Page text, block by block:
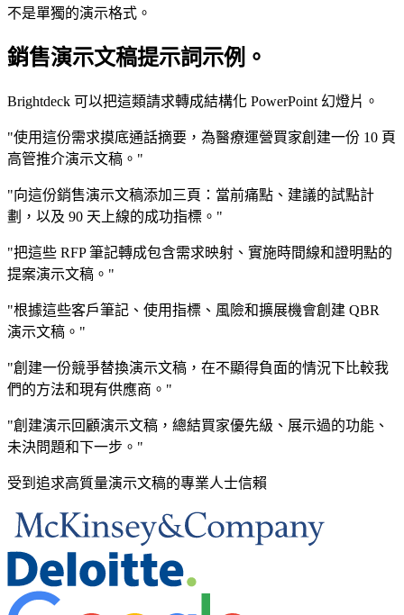
不是單獨的演示格式。
銷售演示文稿提示詞示例。
Brightdeck 可以把這類請求轉成結構化 PowerPoint 幻燈片。
"使用這份需求摸底通話摘要，為醫療運營買家創建一份 10 頁
高管推介演示文稿。"
"向這份銷售演示文稿添加三頁：當前痛點、建議的試點計
劃，以及 90 天上線的成功指標。"
"把這些 RFP 筆記轉成包含需求映射、實施時間線和證明點的
提案演示文稿。"
"根據這些客戶筆記、使用指標、風險和擴展機會創建 QBR
演示文稿。"
"創建一份競爭替換演示文稿，在不顯得負面的情況下比較我
們的方法和現有供應商。"
"創建演示回顧演示文稿，總結買家優先級、展示過的功能、
未決問題和下一步。"
受到追求高質量演示文稿的專業人士信賴